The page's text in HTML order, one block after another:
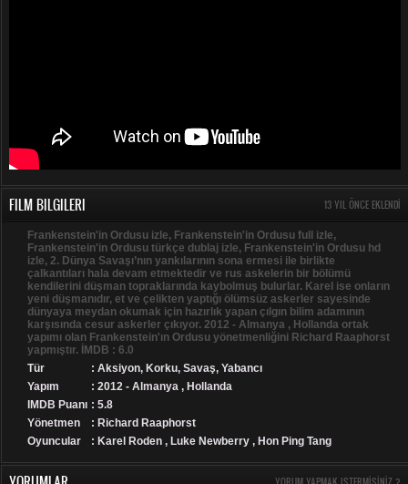
FILM BILGILERI 13 YIL ÖNCE EKLENDI
Frankenstein'in Ordusu izle, Frankenstein'in Ordusu full izle,
Frankenstein'in Ordusu türkçe dublaj izle, Frankenstein'in Ordusu hd
izle, 2. Dünya Savaşı’nın yankılarının sona ermesi ile birlikte
çalkantıları hala devam etmektedir ve rus askelerin bir bölümü
kendilerini düşman topraklarında kaybolmuş bulurlar. Karel ise onların
yeni düşmanıdır, et ve çelikten yaptığı ölümsüz askerler sayesinde
dünyaya meydan okumak için hazırlık yapan çılgın bilim adamının
karşısında cesur askerler çıkıyor. 2012 - Almanya , Hollanda ortak
yapımı olan Frankenstein'ın Ordusu yönetmenliğini Richard Raaphorst
yapmıştır. İMDB : 6.0
Tür
: Aksiyon, Korku, Savaş, Yabancı
Yapım
: 2012 - Almanya , Hollanda
IMDB Puanı : 5.8
Yönetmen
: Richard Raaphorst
Oyuncular
: Karel Roden , Luke Newberry , Hon Ping Tang